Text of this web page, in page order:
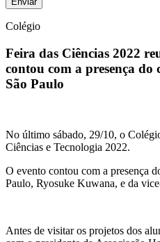
Colégio
Feira das Ciências 2022
contou com a presença do
São Paulo
No último sábado, 29/10, o
Ciências e Tecnologia 2022.
O evento contou com a presença
Paulo, Ryosuke Kuwana, e da
Antes de visitar os projetos dos